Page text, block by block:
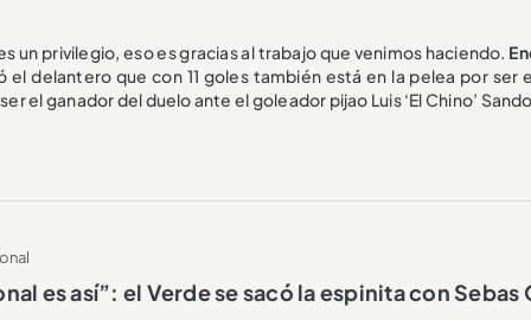
un privilegio, eso es gracias al trabajo que venimos haciendo.
el delantero que con 11 goles también está en la pelea por ser
el ganador del duelo ante el goleador pijao Luis ‘El Chino’
es así”: el Verde se sacó la espinita con Sebas